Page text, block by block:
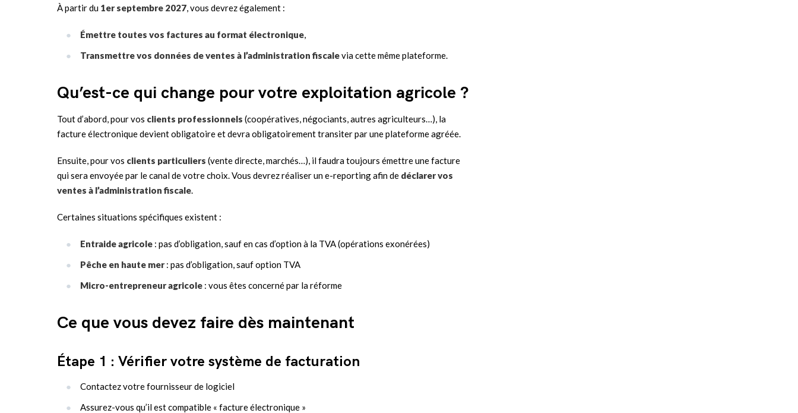
À partir du 1er septembre 2027, vous devrez également :
Émettre toutes vos factures au format électronique,
Transmettre vos données de ventes à l’administration fiscalevia cette même plateforme.
Qu’est-ce qui change pour votre exploitation agricole ?
Tout d’abord, pour vos clients professionnels (coopératives, négociants, autres agriculteurs…), la
facture électronique devient obligatoire et devra obligatoirement transiter par une plateforme agréée.
Ensuite, pour vos clients particuliers (vente directe, marchés…), il faudra toujours émettre une facture
qui sera envoyée par le canal de votre choix. Vous devrez réaliser un e-reporting afin de déclarer vos
ventes à l’administration fiscale.
Certaines situations spécifiques existent :
Entraide agricole : pas d’obligation, sauf en cas d’option à la TVA (opérations exonérées)
Pêche en haute mer: pas d’obligation, sauf option TVA
Micro-entrepreneur agricole : vous êtes concerné par la réforme
Ce que vous devez faire dès maintenant
Étape 1 : Vérifier votre système de facturation
Contactez votre fournisseur de logiciel
Assurez-vous qu’il est compatible « facture électronique »